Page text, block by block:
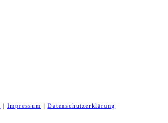
| Impressum |Datenschutzerklärung